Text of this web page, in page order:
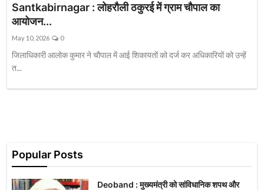
नई दिल्ली
कृषि
टेक्नोलॉजी / बिजनेस
Santkabirnagar : लोहरौली ठकुरई में ग्राम चौपाल का
आयोजन...
May 10, 2026 0
जिलाधिकारी आलोक कुमार ने चौपाल में आई शिकायतों को दर्ज कर अधिकारियों को उन्हें
त...
Popular Posts
Deoband : मुख्यमंत्री को सांविधानिक शपथ और